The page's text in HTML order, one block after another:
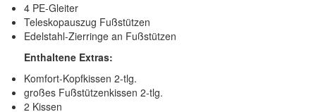
4 PE-Gleiter
Teleskopauszug Fußstützen
Edelstahl-Zierringe an Fußstützen
Enthaltene Extras:
Komfort-Kopfkissen 2-tlg.
großes Fußstützenkissen 2-tlg.
2 Kissen